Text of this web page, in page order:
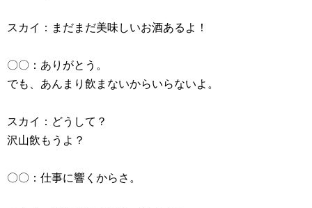
スカイ：まだまだ美味しいお酒あるよ！
〇〇：ありがとう。
でも、あんまり飲まないからいらないよ。
スカイ：どうして？
沢山飲もうよ？
〇〇：仕事に響くからさ。